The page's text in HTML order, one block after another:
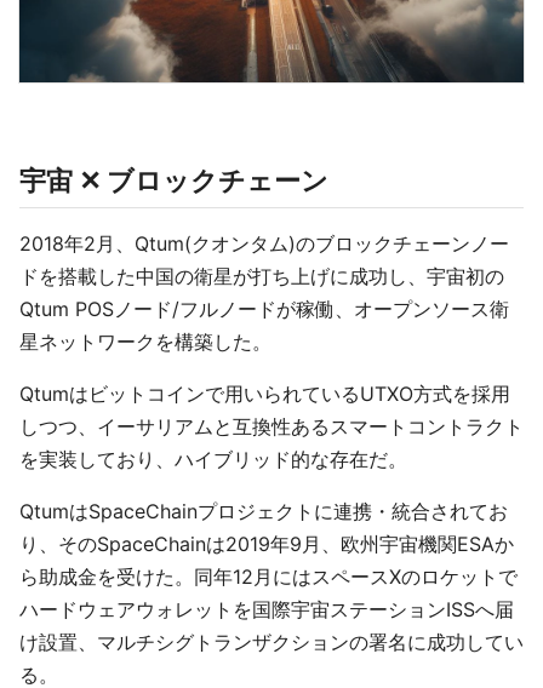
宇宙 ✕ ブロックチェーン
2018年2月、Qtum(クオンタム)のブロックチェーンノー
ドを搭載した中国の衛星が打ち上げに成功し、宇宙初の
Qtum POSノード/フルノードが稼働、オープンソース衛
星ネットワークを構築した。
Qtumはビットコインで用いられているUTXO方式を採用
しつつ、イーサリアムと互換性あるスマートコントラクト
を実装しており、ハイブリッド的な存在だ。
QtumはSpaceChainプロジェクトに連携・統合されてお
り、そのSpaceChainは2019年9月、欧州宇宙機関ESAか
ら助成金を受けた。同年12月にはスペースXのロケットで
ハードウェアウォレットを国際宇宙ステーションISSへ届
け設置、マルチシグトランザクションの署名に成功してい
る。